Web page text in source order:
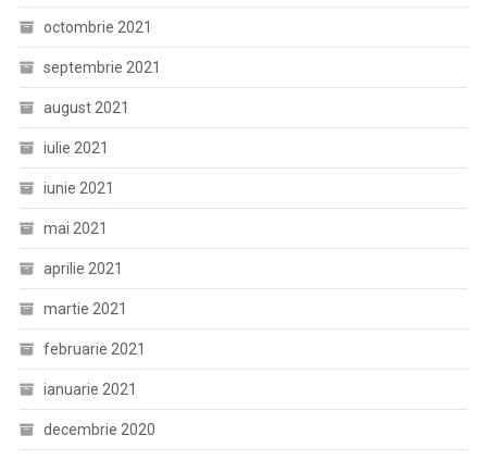
octombrie 2021
septembrie 2021
august 2021
iulie 2021
iunie 2021
mai 2021
aprilie 2021
martie 2021
februarie 2021
ianuarie 2021
decembrie 2020